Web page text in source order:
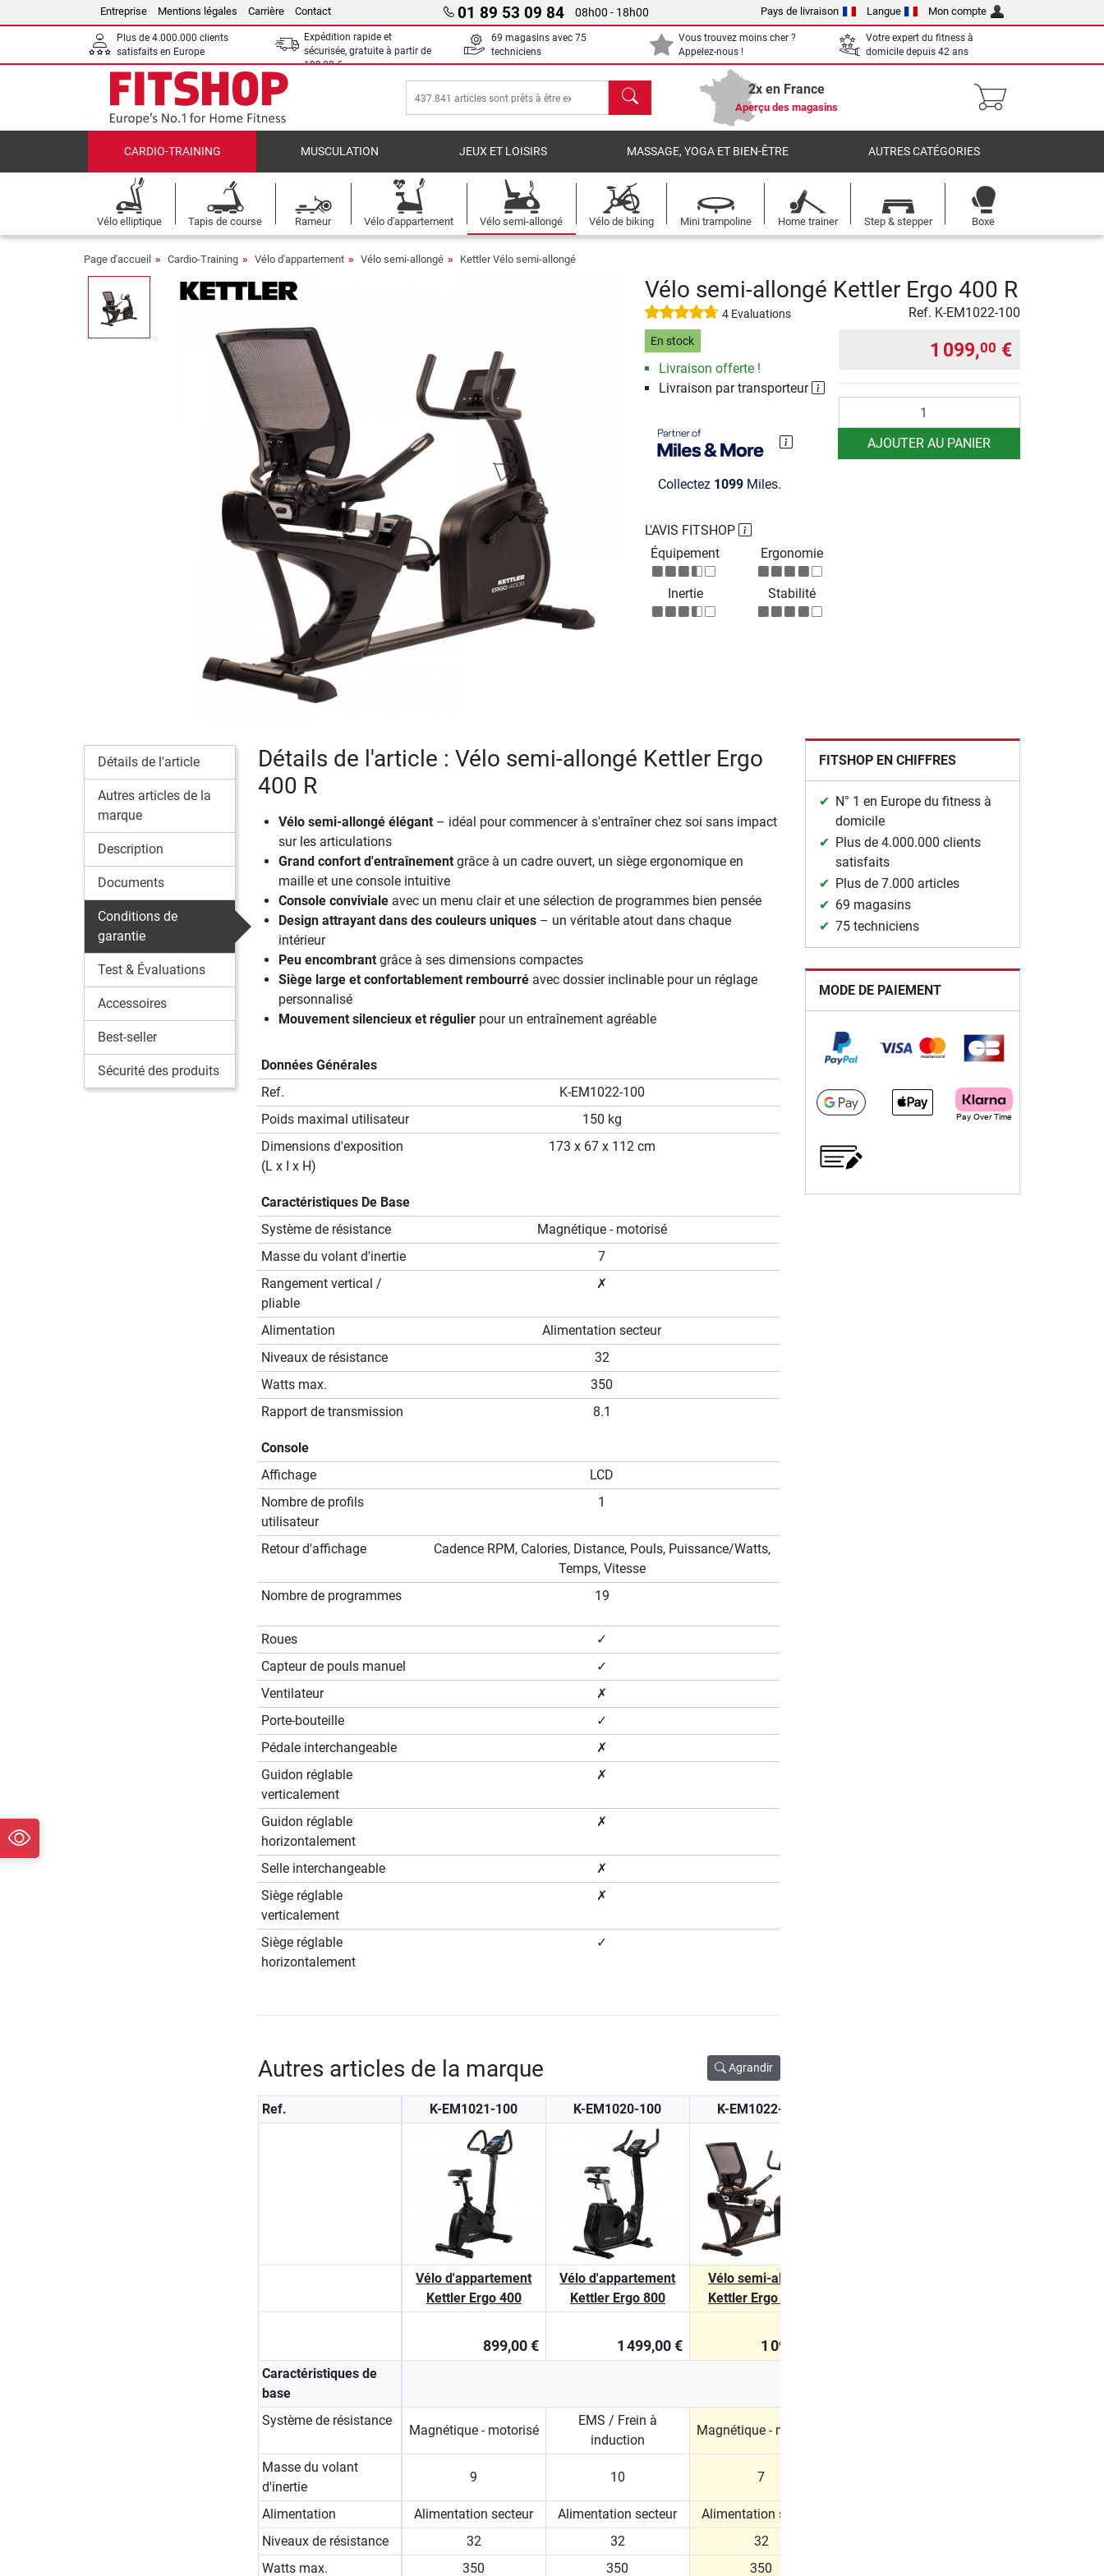
Entreprise Mentions légales Carrière Contact 01 89 53 09 84 08h00 - 18h00 Pays de livraison Langue Mon compte
Plus de 4.000.000 clients
satisfaits en Europe
Expédition rapide et
sécurisée, gratuite à partir de
199,00 €
69 magasins avec 75
techniciens
Vous trouvez moins cher ?
Appelez-nous !
Votre expert du fitness à
domicile depuis 42 ans
chercher 2x en France
Aperçu des magasins
CARDIO-TRAINING MUSCULATION JEUX ET LOISIRS MASSAGE, YOGA ET BIEN-ÊTRE AUTRES CATÉGORIES
Vélo elliptique Tapis de course Rameur Vélo d'appartement Vélo semi-allongé Vélo de biking Mini trampoline Home trainer Step & stepper Boxe
Page d'accueil Cardio-Training Vélo d'appartement Vélo semi-allongé Kettler Vélo semi-allongé
Vélo semi-allongé Kettler Ergo 400 R
4 Evaluations Ref. K-EM1022-100
En stock
Livraison offerte !
Livraison par transporteur
Collectez 1099Miles.
1 099,00 €
AJOUTER AU PANIER
L'AVIS FITSHOP
Équipement
Ergonomie
Inertie Stabilité
Détails de l'article
Autres articles de la
marque
Description
Documents
Conditions de
garantie
Test & Évaluations
Accessoires
Best-seller
Sécurité des produits
Détails de l'article : Vélo semi-allongé Kettler Ergo
400 R
Vélo semi-allongé élégant– idéal pour commencer à s'entraîner chez soi sans impact
sur les articulations
Grand confort d'entraînementgrâce à un cadre ouvert, un siège ergonomique en
maille et une console intuitive
Console convivialeavec un menu clair et une sélection de programmes bien pensée
Design attrayant dans des couleurs uniques– un véritable atout dans chaque
intérieur
Peu encombrantgrâce à ses dimensions compactes
Siège large et confortablement rembourréavec dossier inclinable pour un réglage
personnalisé
Mouvement silencieux et régulierpour un entraînement agréable
Données Générales
Ref.
K-EM1022-100
Poids maximal utilisateur
150 kg
Dimensions d'exposition
(L x I x H)
173 x 67 x 112 cm
Caractéristiques De Base
Système de résistance
Magnétique - motorisé
Masse du volant d'inertie
7
Rangement vertical /
pliable
✗
Alimentation
Alimentation secteur
Niveaux de résistance
32
Watts max.
350
Rapport de transmission
8.1
Console
Affichage
LCD
Nombre de profils
utilisateur
1
Retour d'affichage
Cadence RPM, Calories, Distance, Pouls, Puissance/Watts,
Temps, Vitesse
Nombre de programmes
19
Roues
✓
Capteur de pouls manuel
✓
Ventilateur
✗
Porte-bouteille
✓
Pédale interchangeable
✗
Guidon réglable
verticalement
✗
Guidon réglable
horizontalement
✗
Selle interchangeable
✗
Siège réglable
verticalement
✗
Siège réglable
horizontalement
✓
Autres articles de la marque Agrandir
Ref. K-EM1021-100 K-EM1020-100 K-EM1022-100
Vélo d'appartement
Kettler Ergo 400
Vélo d'appartement
Kettler Ergo 800
Vélo semi-allongé
Kettler Ergo 400 R
899,00 € 1 499,00 € 1 099,00 €
Caractéristiques de
base
Système de résistance
Magnétique - motorisé
EMS / Frein à
induction
Magnétique - motorisé
Masse du volant
d'inertie
9 10 7
Alimentation Alimentation secteur Alimentation secteur
Alimentation secteur
Niveaux de résistance
32 32
32
Watts max.
350 350
350
FITSHOP EN CHIFFRES
N° 1 en Europe du fitness à
domicile
Plus de 4.000.000 clients
satisfaits
Plus de 7.000 articles
69 magasins
75 techniciens
MODE DE PAIEMENT